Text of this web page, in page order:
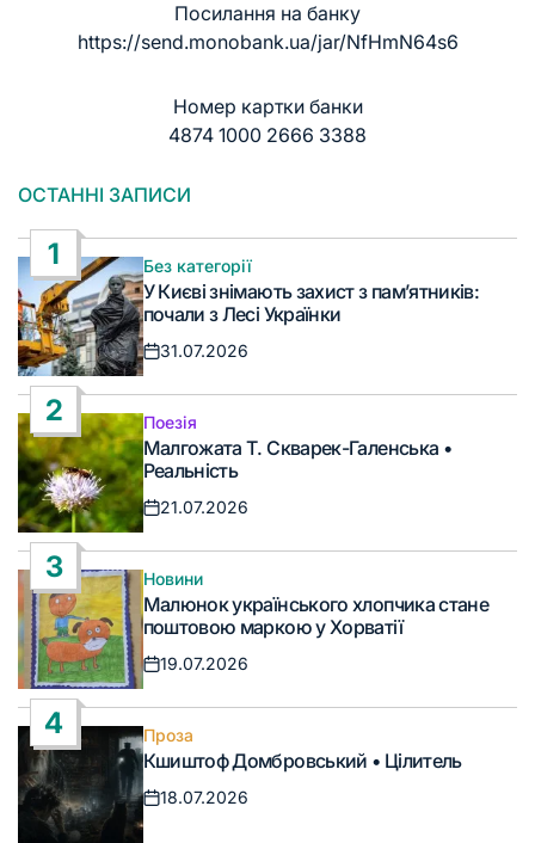
Посилання на банку
https://send.monobank.ua/jar/NfHmN64s6
Номер картки банки
4874 1000 2666 3388
ОСТАННІ ЗАПИСИ
1
Опублікувати
у
Без категорії
У Києві знімають захист з пам’ятників:
почали з Лесі Українки
Дата
31.07.2026
2
Опублікувати
у
Поезія
Малгожата Т. Скварек-Галенська •
Реальність
Дата
21.07.2026
3
Опублікувати
у
Новини
Малюнок українського хлопчика стане
поштовою маркою у Хорватії
Дата
19.07.2026
4
Опублікувати
у
Проза
Кшиштоф Домбровський • Цілитель
Дата
запису
18.07.2026